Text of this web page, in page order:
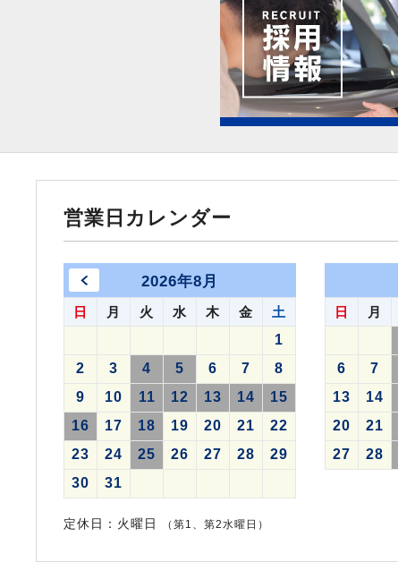
営業日カレンダー
2026年8月
日 月 火 水 木 金
土
1
2
3 4 5 6 7
8
9
10 11 12 13 14
15
16
17 18 19 20 21
22
23
24 25 26 27 28
29
30
31
日 月
6
7
13
14
20
21
27
28
定休日：火曜日 （第1、第2水曜日）